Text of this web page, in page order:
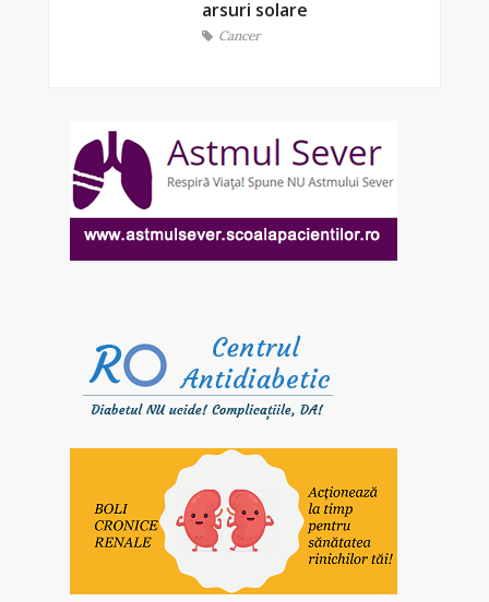
arsuri solare
Cancer